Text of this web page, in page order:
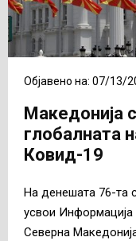
Објавено на: 07/13/
Македонија
глобалната
Ковид-19
На денешата 76-та
усвои
Северна